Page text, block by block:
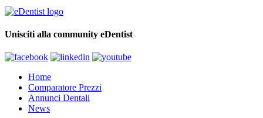
Unisciti alla community eDentist
Home
Comparatore Prezzi
Annunci Dentali
News